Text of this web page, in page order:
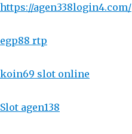
https://agen338login4.com/
egp88 rtp
koin69 slot online
Slot agen138